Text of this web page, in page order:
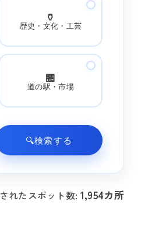
🏺
歴史・文化・工芸
🏪
道の駅・市場
🔍検索する
れたスポット数: 1,954カ所